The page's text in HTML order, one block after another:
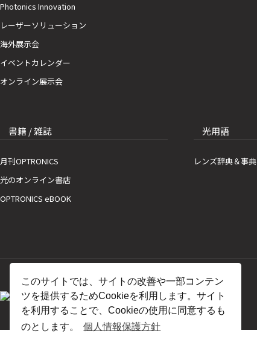
このサイトでは、サイトの改善や一部コンテン
ツを提供するためCookieを利用します。サイト
を利用することで、Cookieの使用に同意するも
のとします。
個人情報保護方針
Photonics Innovation
レーザーソリューション
海外展示会
イベントカレンダー
オンライン展示会
書籍 / 雑誌
月刊OPTRONICS
光のオンライン書店
OPTRONICS eBOOK
光用語
レンズ辞典＆事典